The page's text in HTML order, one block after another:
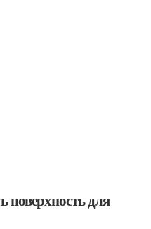
поверхность для